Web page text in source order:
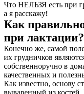
Что НЕЛЬЗЯ есть при
а я расскажу!
Как
при лактации?
Конечно же, самой
их грудничков
собственноручно в
качественных и
Как известно, основу
вываренный из